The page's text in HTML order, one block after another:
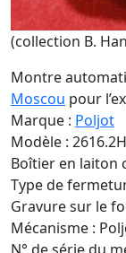
(collection B.
Montre
Moscou pour
Marque : Poljot
Modèle :
Boîtier en laiton
Type de
Gravure sur le
Mécanisme :